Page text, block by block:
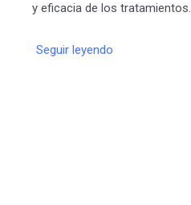
y eficacia de los tratamientos.
Seguir leyendo